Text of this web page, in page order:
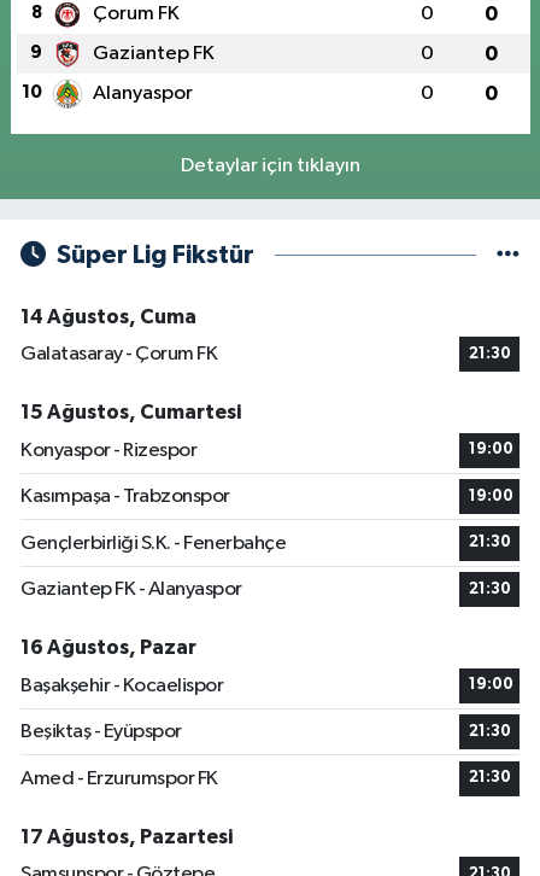
8 Çorum FK 0 0
9 Gaziantep FK 0 0
10 Alanyaspor 0 0
Detaylar için tıklayın
Süper Lig Fikstür
14 Ağustos, Cuma
Galatasaray - Çorum FK
21:30
15 Ağustos, Cumartesi
Konyaspor - Rizespor
19:00
Kasımpaşa - Trabzonspor 19:00
Gençlerbirliği S.K. - Fenerbahçe 21:30
Gaziantep FK - Alanyaspor 21:30
16 Ağustos, Pazar
Başakşehir - Kocaelispor
19:00
Beşiktaş - Eyüpspor 21:30
Amed - Erzurumspor FK 21:30
17 Ağustos, Pazartesi